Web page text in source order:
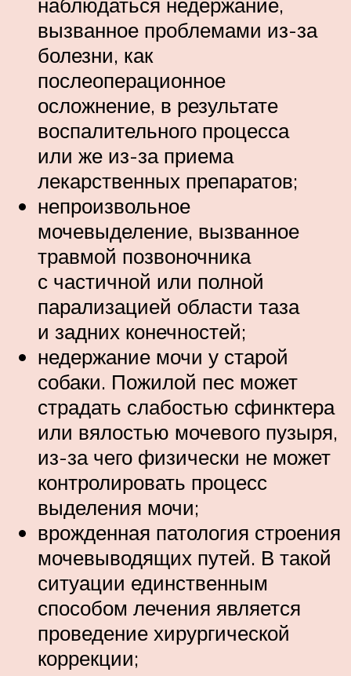
вызванное проблемами из-за
болезни, как
послеоперационное
осложнение, в результате
воспалительного процесса
или же из-за приема
лекарственных препаратов;
непроизвольное
мочевыделение, вызванное
травмой позвоночника
с частичной или полной
парализацией области таза
и задних конечностей;
недержание мочи у старой
собаки. Пожилой пес может
страдать слабостью сфинктера
или вялостью мочевого пузыря,
из-за чего физически не может
контролировать процесс
выделения мочи;
врожденная патология строения
мочевыводящих путей. В такой
ситуации единственным
способом лечения является
проведение хирургической
коррекции;